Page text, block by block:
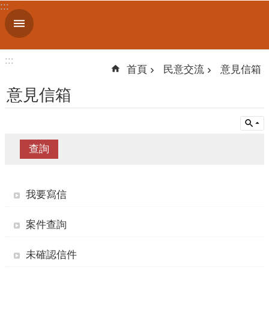
跳到主要內容區塊
進
階
關
便
服
人
:::
:::
首頁 民意交流 意見信箱
意見信箱
我要寫信
案件查詢
未確認信件